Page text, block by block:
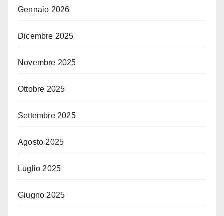
Gennaio 2026
Dicembre 2025
Novembre 2025
Ottobre 2025
Settembre 2025
Agosto 2025
Luglio 2025
Giugno 2025